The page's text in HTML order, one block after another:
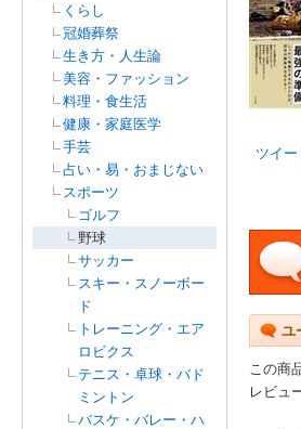
くらし
冠婚葬祭
生き方・人生論
美容・ファッション
料理・食生活
健康・家庭医学
手芸
占い・易・おまじない
スポーツ
ゴルフ
野球
サッカー
スキー・スノーボー
ド
トレーニング・エア
ロビクス
テニス・卓球・バド
ミントン
バスケ・バレー・ハ
ツイー
ユ
この商
レビュ